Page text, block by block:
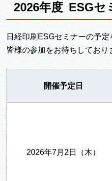
2026年度 ESGセ
日経印刷ESGセミナーの予定
皆様の参加をお待ちしており
開催予定日
2026年7月2日（木）